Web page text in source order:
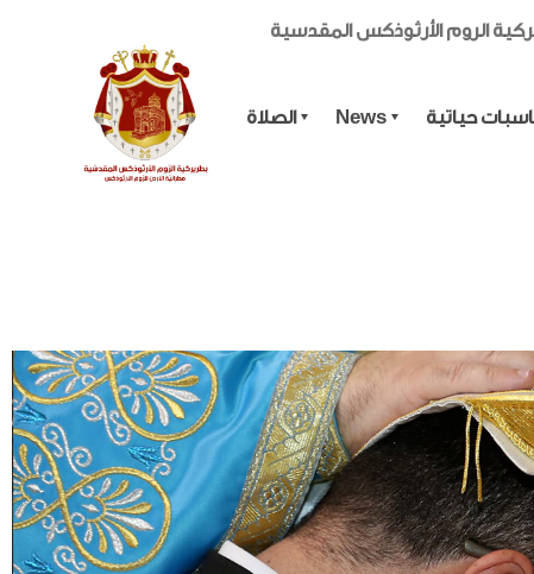
الروم الأرثوذكس المقدسية
الصلاة News حياتية